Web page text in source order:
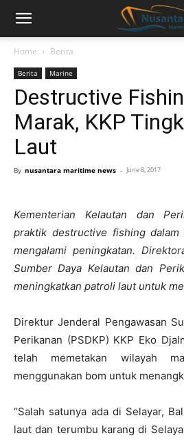
Home Berita
Berita Marine
Destructive
Marak, KKP
Laut
By nusantara maritime news - June 8, 2017
Kementerian Kelautan dan
praktik destructive fishing
mengalami peningkatan.
Sumber Daya Kelautan dan
meningkatkan patroli laut untuk
Direktur Jenderal Pengawasan
Perikanan (PSDKP) KKP Eko
telah memetakan wilayah
menggunakan bom untuk
“Salah satunya ada di Selayar,
laut dan terumbu karang di